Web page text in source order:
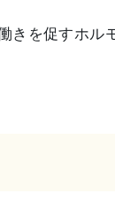
きを促すホル